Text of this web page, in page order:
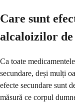
Care sunt
alcaloizilor de
Ca toate
secundare, deși mulți
efecte secundare sunt
măsură ce corpul